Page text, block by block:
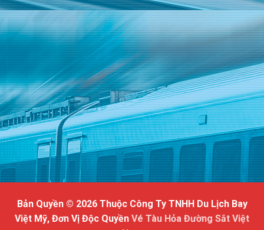
Bản Quyền © 2026 Thuộc Công Ty TNHH Du Lịch Bay
Việt Mỹ, Đơn Vị Độc Quyền Vé Tàu Hỏa Đường Sắt Việt